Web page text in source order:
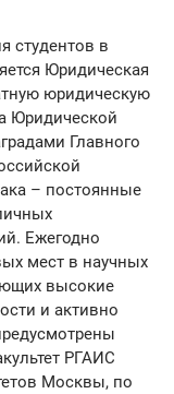
студентов в
Юридическая
юридическую
Юридической
Главного
– постоянные
Ежегодно
мест в научных
высокие
и активно
РГАИС
Москвы, по